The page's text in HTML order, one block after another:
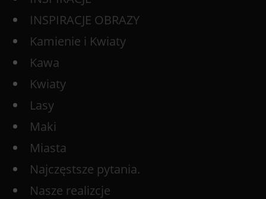
INSPIRACJE OBRAZY
Kamienie i Kwiaty
Kawa
Kwiaty
Lasy
Maki
Miasta
Najczęstsze pytania.
Nasze realizcje